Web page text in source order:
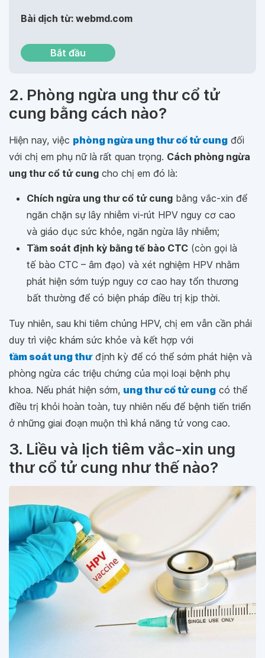
Bài dịch từ: webmd.com
Bắt đầu
2. Phòng ngừa ung thư cổ tử
cung bằng cách nào?
Hiện nay, việc phòng ngừa ung thư cổ tử cung đối
với chị em phụ nữ là rất quan trọng. Cách phòng ngừa
ung thư cổ tử cung cho chị em đó là:
Chích ngừa ung thư cổ tử cung bằng vắc-xin để
ngăn chặn sự lây nhiễm vi-rút HPV nguy cơ cao
và giáo dục sức khỏe, ngăn ngừa lây nhiễm;
Tầm soát định kỳ bằng tế bào CTC (còn gọi là
tế bào CTC – âm đạo) và xét nghiệm HPV nhằm
phát hiện sớm tuýp nguy cơ cao hay tổn thương
bất thường để có biện pháp điều trị kịp thời.
Tuy nhiên, sau khi tiêm chủng HPV, chị em vẫn cần phải
duy trì việc khám sức khỏe và kết hợp với
tầm soát ung thưđịnh kỳ để có thể sớm phát hiện và
phòng ngừa các triệu chứng của mọi loại bệnh phụ
khoa. Nếu phát hiện sớm, ung thư cổ tử cung có thể
điều trị khỏi hoàn toàn, tuy nhiên nếu để bệnh tiến triển
ở những giai đoạn muộn thì khả năng tử vong cao.
3. Liều và lịch tiêm vắc-xin ung
thư cổ tử cung như thế nào?